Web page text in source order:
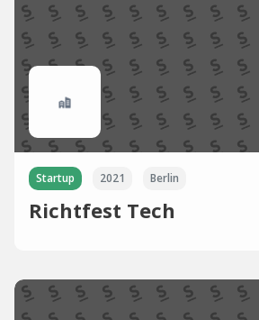
Startup 2021 Berlin
Richtfest Tech